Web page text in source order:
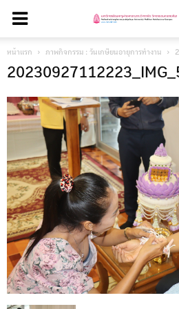
หน้าแรก ภาพกิจกรรม : วันเกษียนอายุการทำงาน